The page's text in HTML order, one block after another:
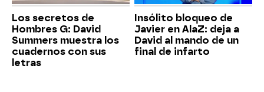
Los secretos de
Hombres G: David
Summers muestra los
cuadernos con sus
letras
Insólito bloqueo de
Javier en AlaZ: deja a
David al mando de un
final de infarto